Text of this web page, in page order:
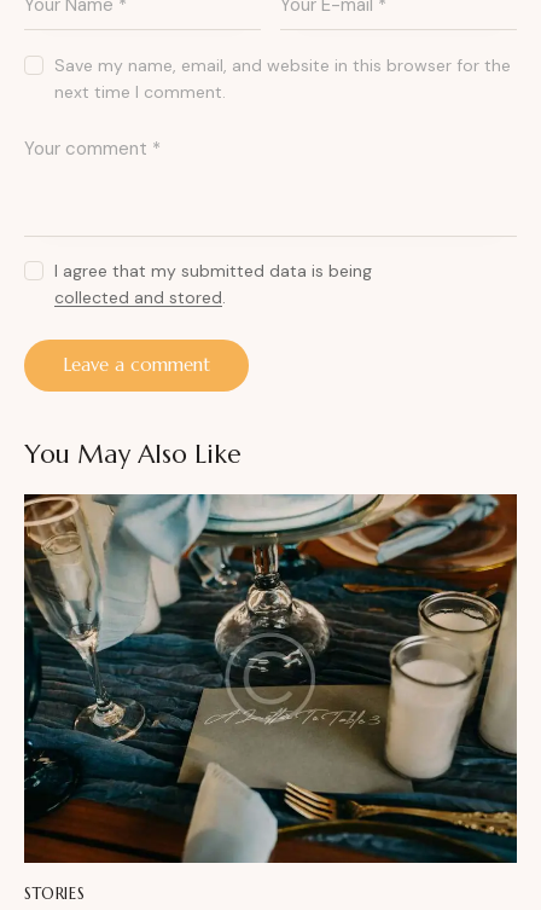
Save my name, email, and website in this browser for the
next time I comment.
I agree that my submitted data is being
collected and stored.
You May Also Like
STORIES